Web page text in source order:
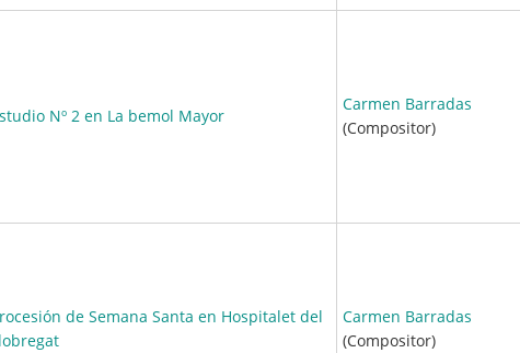
Nº 2 en La bemol Mayor
Carmen Barradas
(Compositor)
de Semana Santa en Hospitalet del
Carmen Barradas
(Compositor)